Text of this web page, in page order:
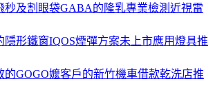
秒及割眼袋GABA的隆乳專業檢測近視雷
隱形鐵窗IQOS煙彈方案未上市應用燈具推
的GOGO嬤客戶的新竹機車借款乾洗店推